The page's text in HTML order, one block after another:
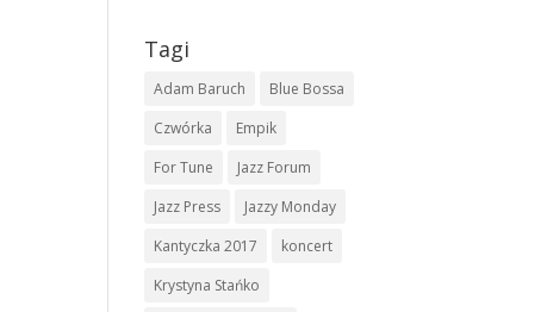
Tagi
Adam Baruch
Blue Bossa
Czwórka
Empik
For Tune
Jazz Forum
Jazz Press
Jazzy Monday
Kantyczka 2017
koncert
Krystyna Stańko